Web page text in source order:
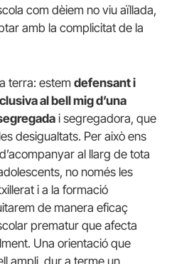
com dèiem no viu aïllada,
amb la complicitat de la
terra: estem defensant i
al bell mig d’una
i segregadora, que
desigualtats. Per això ens
al llarg de tota
no només les
i a la formació
de manera eficaç
prematur que afecta
Una orientació que
ampli, dur a terme un